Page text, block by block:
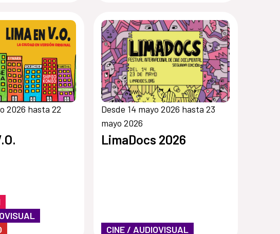
2026 hasta 22
Desde 14 mayo 2026 hasta 23
mayo 2026
LimaDocs 2026
CINE / AUDIOVISUAL